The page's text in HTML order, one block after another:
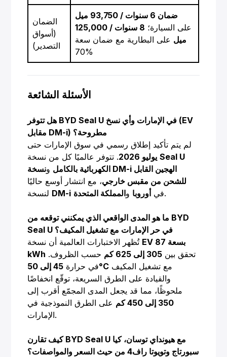
الضمان
(أسواق
التصدير)
ضمان 6 سنوات / 93,750 ميل
على السيارة؛
8 سنوات / 125,000
ميل على البطارية مع ضمان سعة
70%
الأسئلة الشائعة
هل تتوفر BYD Seal U في الإمارات وأي نسخ (EV
مقابل DM-i) مطروحة؟
لم يتم تأكيد إطلاق رسمي في سوق الإمارات حتى
يوليو 2026 . تتوفر عالميًا كل من نسخةSeal U
الكهربائية بالكامل ونسخة DM-i الهجين القابل
للشحن من مقبس خارجي، مع انتشار أوسع حاليًا
DM-i في أوروبا والمملكة المتحدة .
ما هو المدى الواقعي الذي يمكنني توقعه من BYD
Seal U في حر الإمارات مع تشغيل المكيف؟
تُظهر الاختبارات العالمية أن نسخة EV بسعة 87
kWh
تحقق بين 305 إلى 625 كم
حسب الظروف.
في حرارة45 إلى 50°C
والقيادة على الطرق السريعة، توقّع انخفاضًا
ملحوظًا، مما قد يجعل المدى المجمّع أقرب إلى
350 إلى 450 كم
على الطرق النموذجية في
الإمارات.
كيف تقارن BYD Seal U مع هيونداي توسان، كيا
سبورتاج وتويوتا راف4 من حيث السعر والمواصفات؟